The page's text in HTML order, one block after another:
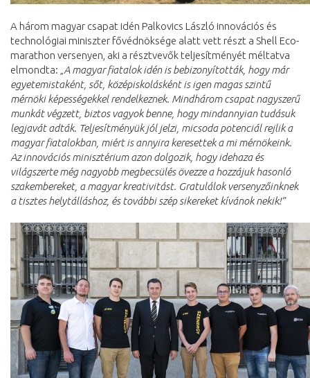
A három magyar csapat idén Palkovics László innovációs és
technológiai miniszter fővédnöksége alatt vett részt a Shell Eco-
marathon versenyen, aki a résztvevők teljesítményét méltatva
elmondta: „ A magyar fiatalok idén is bebizonyították, hogy már
egyetemistaként, sőt, középiskolásként is igen magas szintű
mérnöki képességekkel rendelkeznek. Mindhárom csapat nagyszerű
munkát végzett, biztos vagyok benne, hogy mindannyian tudásuk
legjavát adták. Teljesítményük jól jelzi, micsoda potenciál rejlik a
magyar fiatalokban, miért is annyira keresettek a mi mérnökeink.
Az innovációs minisztérium azon dolgozik, hogy idehaza és
világszerte még nagyobb megbecsülés övezze a hozzájuk hasonló
szakembereket, a magyar kreativitást. Gratulálok versenyzőinknek
a tisztes helytálláshoz, és további szép sikereket kívánok nekik!”